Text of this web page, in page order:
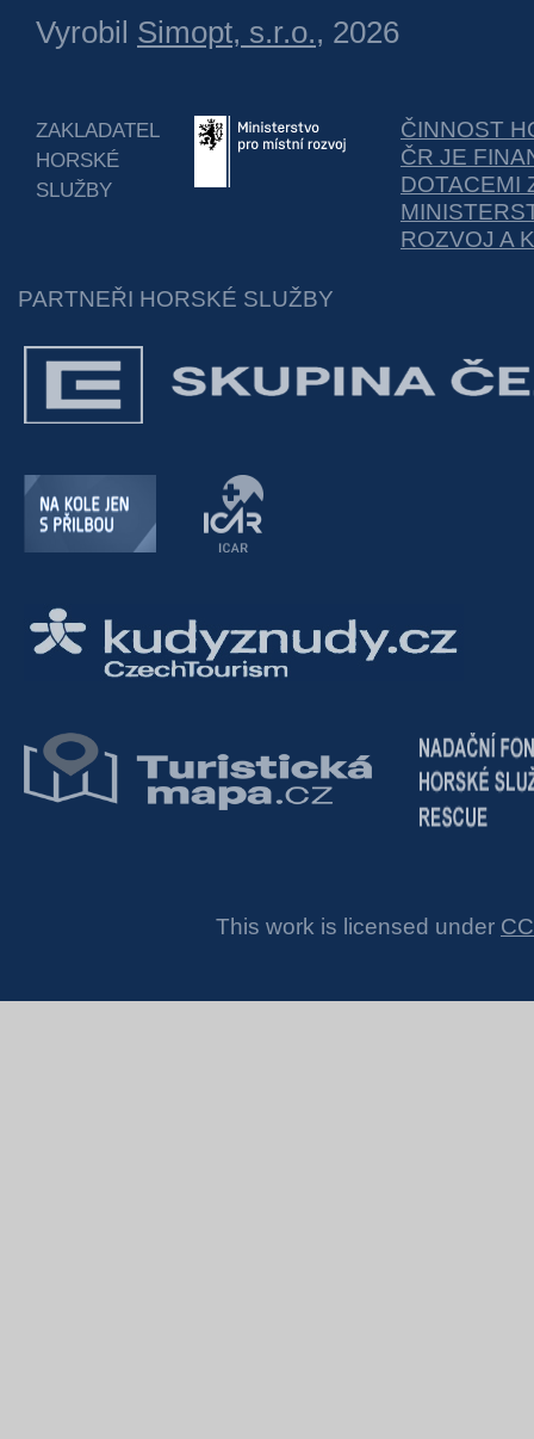
Vyrobil Simopt, s.r.o., 2026
ZAKLADATEL
HORSKÉ
SLUŽBY
ČINNOST
ČR JE
DOTACEMI
ROZVOJ A
PARTNEŘI HORSKÉ SLUŽBY
This work is licensed under